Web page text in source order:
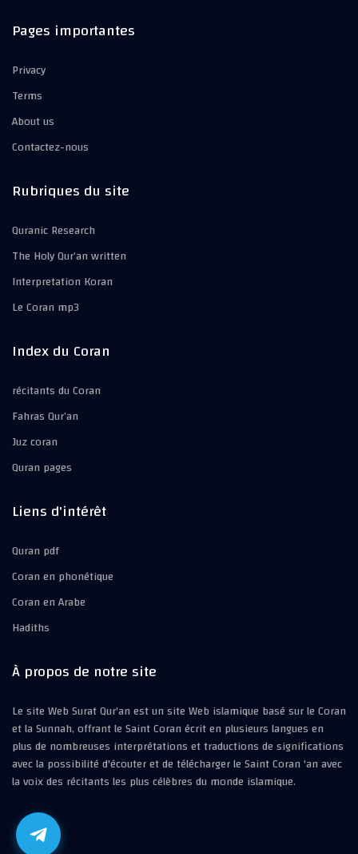
Pages importantes
Privacy
Terms
About us
Contactez-nous
Rubriques du site
Quranic Research
The Holy Qur’an written
Interpretation Koran
Le Coran mp3
Index du Coran
récitants du Coran
Fahras Qur’an
Juz coran
Quran pages
Liens d'intérêt
Quran pdf
Coran en phonétique
Coran en Arabe
Hadiths
À propos de notre site
Le site Web Surat Qur'an est un site Web islamique basé sur le Coran
et la Sunnah, offrant le Saint Coran écrit en plusieurs langues en
plus de nombreuses interprétations et traductions de significations
avec la possibilité d'écouter et de télécharger le Saint Coran 'an avec
la voix des récitants les plus célèbres du monde islamique.